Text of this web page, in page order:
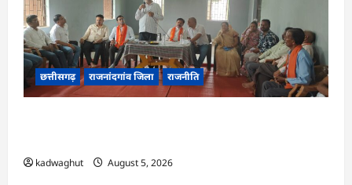
छत्तीसगढ़ राजनांदगांव जिला राजनीति
kadwaghut August 5, 2026